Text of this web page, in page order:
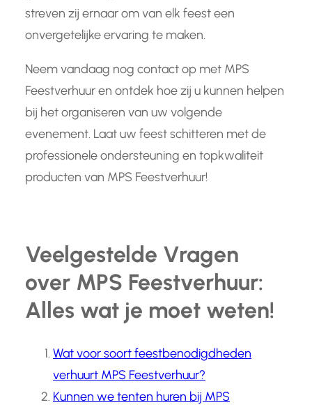
streven zij ernaar om van elk feest een
onvergetelijke ervaring te maken.
Neem vandaag nog contact op met MPS
Feestverhuur en ontdek hoe zij u kunnen helpen
bij het organiseren van uw volgende
evenement. Laat uw feest schitteren met de
professionele ondersteuning en topkwaliteit
producten van MPS Feestverhuur!
Veelgestelde Vragen
over MPS Feestverhuur:
Alles wat je moet weten!
Wat voor soort feestbenodigdheden
verhuurt MPS Feestverhuur?
Kunnen we tenten huren bij MPS